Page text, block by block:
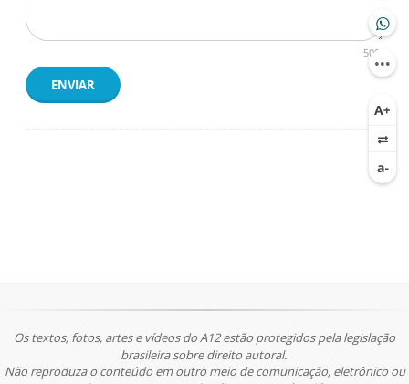
500
ENVIAR
Os textos, fotos, artes e vídeos do A12 estão protegidos pela legislação
brasileira sobre direito autoral.
Não reproduza o conteúdo em outro meio de comunicação, eletrônico ou